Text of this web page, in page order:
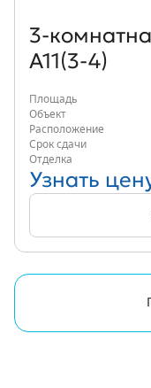
А11(3-4)
Площадь
Объект
Расположение
Срок сдачи
Отделка
Узнать